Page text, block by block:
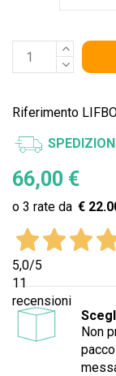
Riferimento
66,00 €
€
5,0/5
11
recensioni
Non